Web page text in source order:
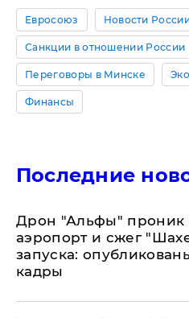
Евросоюз Новости
Санкции в отношении России
Переговоры в Минске
Финансы
Последние
Дрон "Альфы" проник
аэропорт и сжег
запуска:
кадры